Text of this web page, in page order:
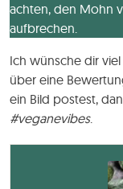
achten, den Mohn
aufbrechen.
Ich wünsche dir
über eine
ein Bild postest,
#veganevibes.